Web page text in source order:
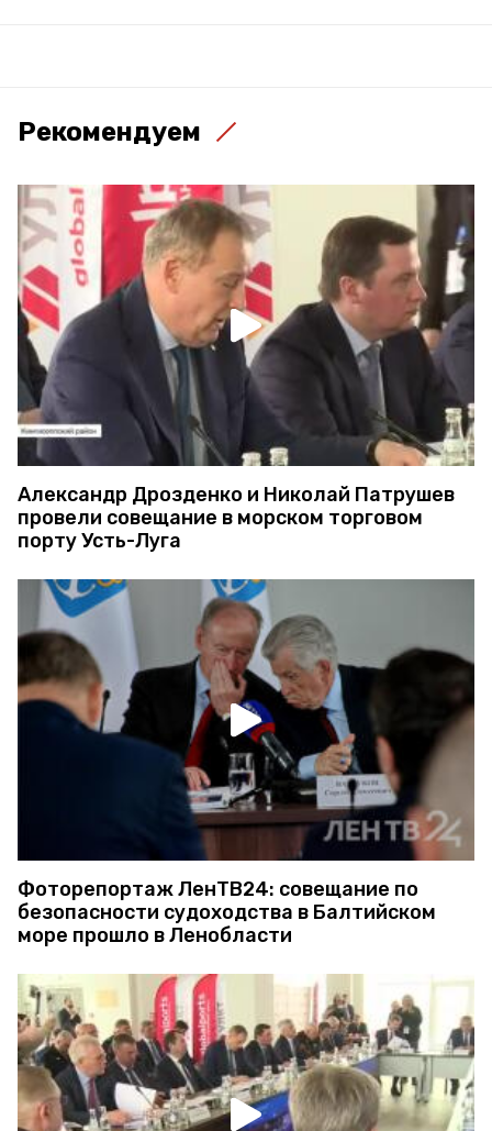
Рекомендуем
Александр Дрозденко и Николай Патрушев
провели совещание в морском торговом
порту Усть-Луга
Фоторепортаж ЛенТВ24: совещание по
безопасности судоходства в Балтийском
море прошло в Ленобласти